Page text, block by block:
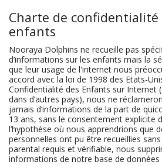
Charte de
enfants
Nooraya Dolphins ne recueille pas
d’informations sur les enfants mais la
que leur usage de l'internet nous
accord avec la loi de 1998 des Etats-
Confidentialité des Enfants sur Internet
dans d’autres pays), nous ne
jamais d‘informations de la part de
13 ans, sans le consentement explicite
l’hypothèse où nous apprendrions que
personnelles ont pu être recueillies
parental requis et vérifiable, nous
informations de notre base de